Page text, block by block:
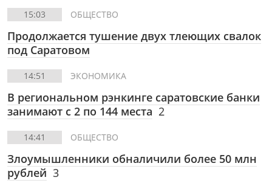
15:03 ОБЩЕСТВО
Продолжается тушение двух тлеющих свалок
под Саратовом
14:51 ЭКОНОМИКА
В региональном рэнкинге саратовские банки
занимают с 2 по 144 места 2
14:41 ОБЩЕСТВО
Злоумышленники обналичили более 50 млн
рублей 3